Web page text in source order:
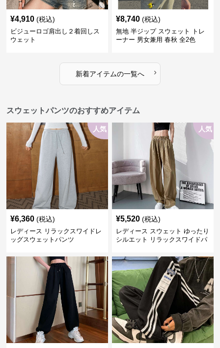
¥4,910 (税込)
ビジューロゴ肩出し２着回しス
ウェット
¥8,740 (税込)
無地 半ジップ スウェット トレ
ーナー 男女兼用 春秋 全2色
新着アイテムの一覧へ ›
スウェットパンツのおすすめアイテム
人気
¥6,360 (税込)
レディース リラックスワイドレ
ッグスウェットパンツ
人気
¥5,520 (税込)
レディース スウェット ゆったり
シルエット リラックスワイドパ